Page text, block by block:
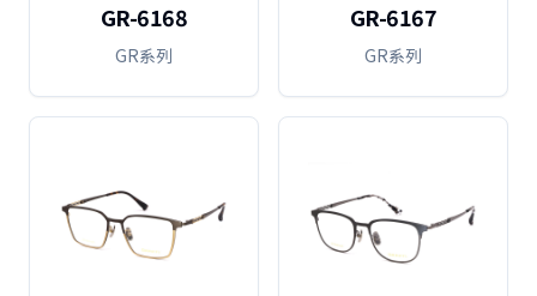
GR-6168
GR系列
GR-6167
GR系列